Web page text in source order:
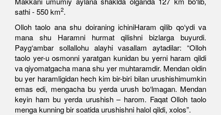
sathi - 550 km2.
Olloh taolo ana shu doiraning ichiniHaram qilib qo‘ydi va
mana shu Haramni hurmat qilishni bizlarga buyurdi.
Payg‘ambar sollallohu alayhi vasallam aytadilar: “Olloh
taolo yer-u osmonni yaratgan kunidan bu yerni haram qildi
va qiyomatgacha mana shu yer muhtaramdir. Mendan oldin
bu yer haramligidan hech kim bir-biri bilan urushishimumkin
emas edi, mengacha bu yerda urush bo‘lmagan. Mendan
keyin ham bu yerda urushish – harom. Faqat Olloh taolo
menga kunning bir soatida urushishni halol qildi, xolos”.